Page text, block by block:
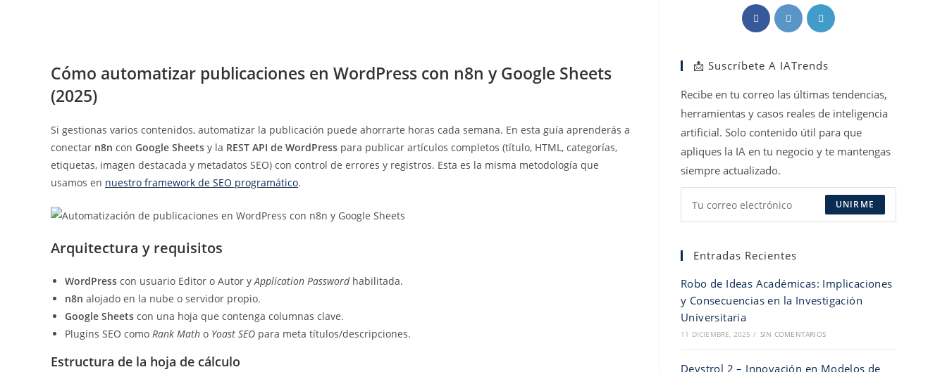
Cómo automatizar publicaciones en WordPress con n8n y Google Sheets
(2025)
Si gestionas varios contenidos, automatizar la publicación puede ahorrarte horas cada semana. En esta guía aprenderás a
conectar n8n con Google Sheets y la REST API de WordPress para publicar artículos completos (título, HTML, categorías,
etiquetas, imagen destacada y metadatos SEO) con control de errores y registros. Esta es la misma metodología que
usamos en nuestro framework de SEO programático.
Arquitectura y requisitos
WordPress con usuario Editor o Autor y Application Passwordhabilitada.
n8n alojado en la nube o servidor propio.
Google Sheets con una hoja que contenga columnas clave.
Plugins SEO como Rank Math o Yoast SEO para meta títulos/descripciones.
Estructura de la hoja de cálculo
Se
abre
una
pestaña
Se
abre
una
pestaña
Se
pestaña
📩 Suscríbete A IATrends
Recibe en tu correo las últimas tendencias,
herramientas y casos reales de inteligencia
artificial. Solo contenido útil para que
apliques la IA en tu negocio y te mantengas
siempre actualizado.
UNIRME
Entradas Recientes
Robo de Ideas Académicas: Implicaciones
y Consecuencias en la Investigación
Universitaria
11 DICIEMBRE, 2025 / SIN COMENTARIOS
Devstrol 2 – Innovación en Modelos de